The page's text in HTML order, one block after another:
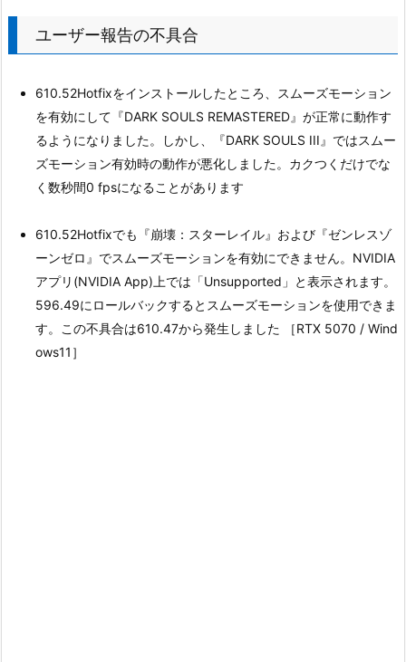
ユーザー報告の不具合
610.52Hotfixをインストールしたところ、スムーズモーション
を有効にして『DARK SOULS REMASTERED』が正常に動作す
るようになりました。しかし、『DARK SOULS III』ではスムー
ズモーション有効時の動作が悪化しました。カクつくだけでな
く数秒間0 fpsになることがあります
610.52Hotfixでも『崩壊：スターレイル』および『ゼンレスゾ
ーンゼロ』でスムーズモーションを有効にできません。NVIDIA
アプリ(NVIDIA App)上では「Unsupported」と表示されます。
596.49にロールバックするとスムーズモーションを使用できま
す。この不具合は610.47から発生しました ［RTX 5070 / Wind
ows11］